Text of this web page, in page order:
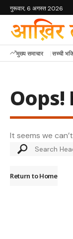
गुरूवार, 6 अगस्त 2026
मुख्य समाचार सच्ची
It seems we
Return to Home